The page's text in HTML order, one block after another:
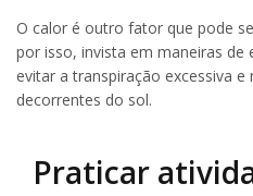
O calor é outro fator que pode
por isso, invista em maneiras de
evitar a transpiração excessiva
decorrentes do sol.
Praticar